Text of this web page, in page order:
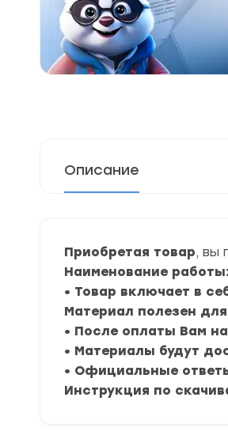
Описание
Приобретая товар, вы
Наименование работы:
• Товар включает в
Материал полезен для
• После оплаты Вам
• Материалы будут
• Официальные
Инструкция по